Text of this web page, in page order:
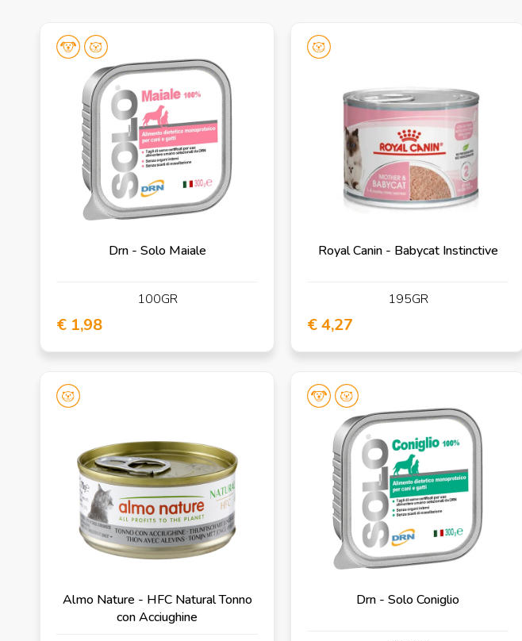
Drn - Solo Maiale
100GR
€ 1,98
Royal Canin - Babycat Instinctive
195GR
€ 4,27
Almo Nature - HFC Natural Tonno
con Acciughine
Drn - Solo Coniglio